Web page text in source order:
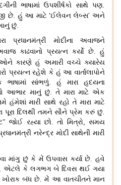
ભાષામાં ઉપશીર્ષકો સાથે પણ.
છે. હું આ માટે'ઈલેવન લેબ્સ'અને
છું.
મોદીના અવાજને
કાઢવાનો પ્રયત્ન કર્યો છે. હું
કારણે હું અમારી વચ્ચે ક્યારેય
પ્રયત્ન રહેશે કે હું આ વાર્તાલાપોને
ભાષામાં સાંભળું.હું મારા હૃદયના
આભાર માનું છું. તે મારા માટે એક
મારી સાથે રહો તે મારા માટે
પૂરા દિલથી તમને સૌને પ્રેમ કરું છું.
"જોઈ રહ્યા છો. તો મિત્રો,સમય
નરેન્દ્ર મોદી સાથેની મારી
માંગુ છું કે મેં ઉપવાસ કર્યા છે.હવે
, એટલે કે લગભગ બે દિવસ થઈ ગયા
ખોરાક બંધ છે.મેં આ વાતચીતને માન